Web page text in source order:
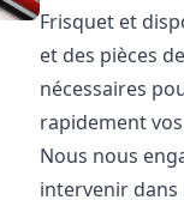
Frisquet et
et des pièces
nécessaires
rapidement
Nous nous
intervenir dans